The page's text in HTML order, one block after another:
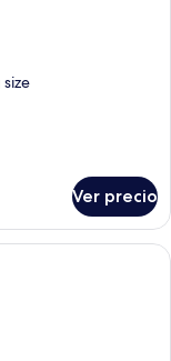
Ver precio
de hotel moderna